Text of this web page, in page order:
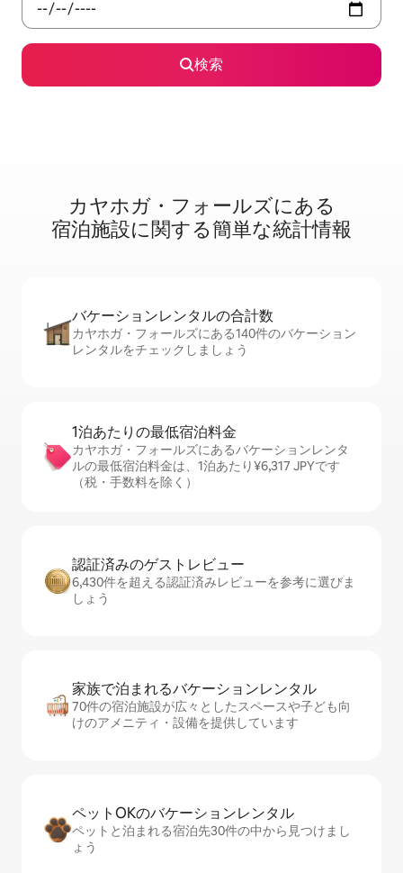
検索
カヤホガ・フォールズに⁠あ⁠る
宿⁠泊⁠施⁠設⁠に関⁠す⁠る簡⁠単⁠な統⁠計⁠情⁠報
バケーションレ⁠ン⁠タ⁠ル⁠の合⁠計⁠数
カヤホガ・フォールズにある140件のバケーション
レンタルをチェックしましょう
1泊あたりの最⁠低⁠宿⁠泊⁠料⁠金
カヤホガ・フォールズにあるバケーションレンタ
ルの最低宿泊料金は、1泊あたり¥6,317 JPYです
（税・手数料を除く）
認証済みのゲ⁠ス⁠ト⁠レ⁠ビ⁠ュ⁠ー
6,430件を超える認証済みレビューを参考に選びま
しょう
家族で泊まれるバ⁠ケ⁠ー⁠シ⁠ョ⁠ンレ⁠ン⁠タ⁠ル
70件の宿泊施設が広々としたスペースや子ども向
けのアメニティ・設備を提供しています
ペットOKのバ⁠ケ⁠ー⁠シ⁠ョ⁠ンレ⁠ン⁠タ⁠ル
ペットと泊まれる宿泊先30件の中から見つけまし
ょう